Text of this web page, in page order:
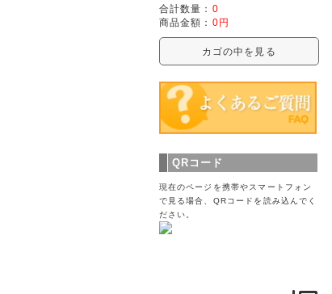
合計数量： 0
商品金額： 0円
カゴの中を見る
QRコード
現在のページを携帯やスマートフォン
で見る場合、QRコードを読み込んでく
ださい。